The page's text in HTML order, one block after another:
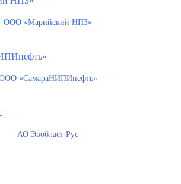
ООО «Марийский НПЗ»
«СамараНИПИнефть»
АО Эвобласт Рус